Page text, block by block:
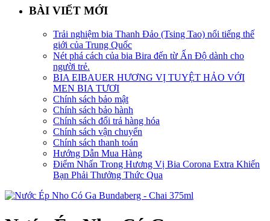
BÀI VIẾT MỚI
Trải nghiệm bia Thanh Đảo (Tsing Tao) nổi tiếng thế
giới của Trung Quốc
Nét phá cách của bia Bira đến từ Ấn Độ dành cho
người trẻ.
BIA EIBAUER HƯƠNG VỊ TUYỆT HẢO VỚI
MEN BIA TƯƠI
Chính sách bảo mật
Chính sách bảo hành
Chính sách đổi trả hàng hóa
Chính sách vận chuyển
Chính sách thanh toán
Hướng Dẫn Mua Hàng
Điểm Nhấn Trong Hương Vị Bia Corona Extra Khiến
Bạn Phải Thưởng Thức Qua